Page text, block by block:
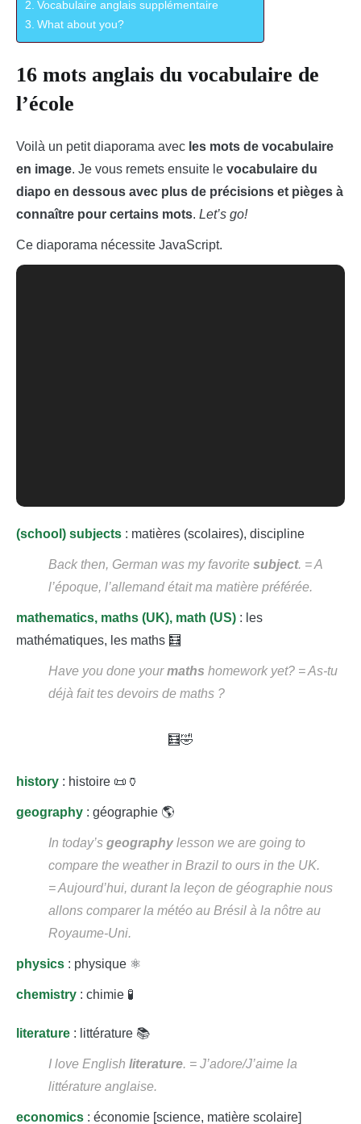
Vocabulaire anglais supplémentaire
What about you?
16 mots anglais du vocabulaire de
l’école
Voilà un petit diaporama avec les mots de vocabulaire
en image. Je vous remets ensuite le vocabulaire du
diapo en dessous avec plus de précisions et pièges à
connaître pour certains mots. Let’s go!
Ce diaporama nécessite JavaScript.
(school) subjects : matières (scolaires), discipline
Back then, German was my favorite subject. = A
l’époque, l’allemand était ma matière préférée.
mathematics, maths (UK), math (US) : les
mathématiques, les maths 🧮
Have you done yourmaths homework yet? = As-tu
déjà fait tes devoirs de maths ?
🧮🤣
history : histoire 📜🏺
geography : géographie 🌎
In today’s geography lesson we are going to
compare the weather in Brazil to ours in the UK.
= Aujourd’hui, durant la leçon de géographie nous
allons comparer la météo au Brésil à la nôtre au
Royaume-Uni.
physics : physique ⚛️
chemistry : chimie 🧪
literature : littérature 📚
I love English literature. = J’adore/J’aime la
littérature anglaise.
economics : économie [science, matière scolaire]